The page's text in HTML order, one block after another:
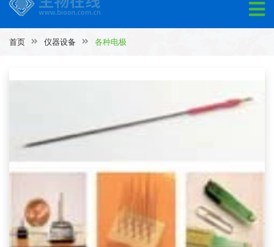
首页 仪器设备 各种电极